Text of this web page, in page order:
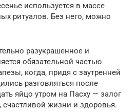
используется в массе
ритуалов. Без него, можно
разукрашенное и
обязательной частью
когда, придя с заутренней
разговляться после
яйцо утром на Пасху — залог
счастливой жизни и здоровья.